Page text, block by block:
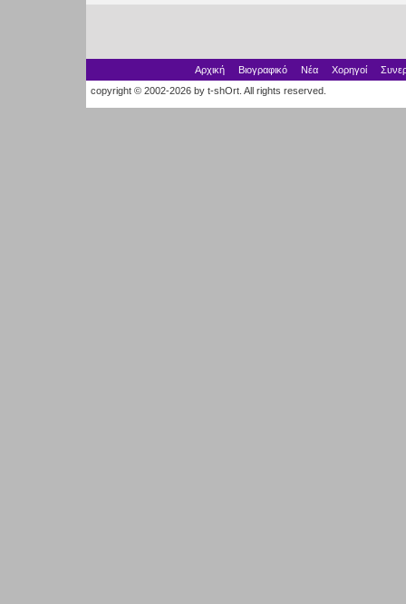
Αρχική Βιογραφικό Νέα Χορηγοί
copyright © 2002-2026 by t-shOrt. All rights reserved.